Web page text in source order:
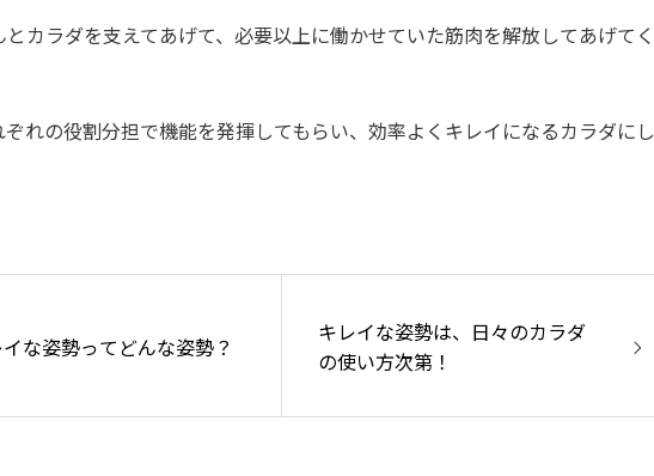
とカラダを支えてあげて、必要以上に働かせていた筋肉を解放してあげてく
ぞれの役割分担で機能を発揮してもらい、効率よくキレイになるカラダにし
な姿勢ってどんな姿勢？
キレイな姿勢は、日々のカラダ
の使い方次第！